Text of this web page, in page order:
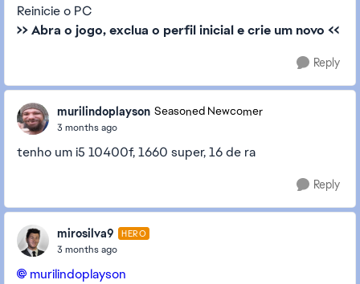
Reinicie o PC
>> Abra o jogo, exclua o perfil inicial e crie um novo <<
Reply
murilindoplayson Seasoned Newcomer
3 months ago
tenho um i5 10400f, 1660 super, 16 de ra
Reply
mirosilva9 HERO
3 months ago
murilindoplayson​